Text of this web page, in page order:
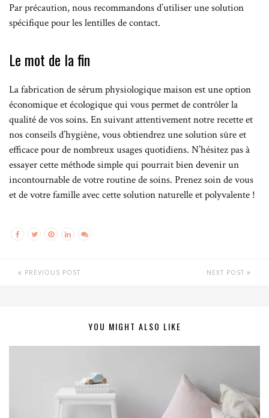
Par précaution, nous recommandons d’utiliser une solution
spécifique pour les lentilles de contact.
Le mot de la fin
La fabrication de sérum physiologique maison est une option
économique et écologique qui vous permet de contrôler la
qualité de vos soins. En suivant attentivement notre recette et
nos conseils d’hygiène, vous obtiendrez une solution sûre et
efficace pour de nombreux usages quotidiens. N’hésitez pas à
essayer cette méthode simple qui pourrait bien devenir un
incontournable de votre routine de soins. Prenez soin de vous
et de votre famille avec cette solution naturelle et polyvalente !
PREVIOUS POST NEXT POST
YOU MIGHT ALSO LIKE